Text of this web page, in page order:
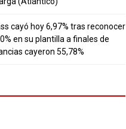
cayó hoy 6,97% tras reconocer
en su plantilla a finales de
cayeron 55,78%